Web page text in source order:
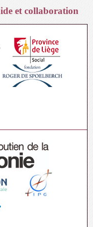
et collaboration